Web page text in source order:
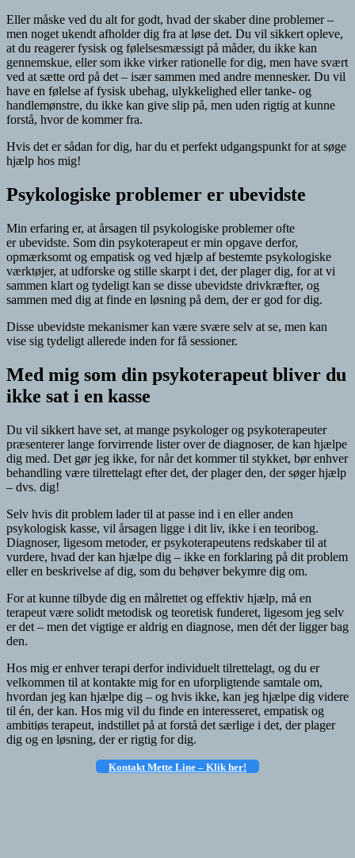
Eller måske ved du alt for godt, hvad der skaber dine problemer –
men noget ukendt afholder dig fra at løse det. Du vil sikkert opleve,
at du reagerer fysisk og følelsesmæssigt på måder, du ikke kan
gennemskue, eller som ikke virker rationelle for dig, men have svært
ved at sætte ord på det – især sammen med andre mennesker. Du vil
have en følelse af fysisk ubehag, ulykkelighed eller tanke- og
handlemønstre, du ikke kan give slip på, men uden rigtig at kunne
forstå, hvor de kommer fra.
Hvis det er sådan for dig, har du et perfekt udgangspunkt for at søge
hjælp hos mig!
Psykologiske problemer er ubevidste
Min erfaring er, at årsagen til psykologiske problemer ofte
er ubevidste. Som din psykoterapeut er min opgave derfor,
opmærksomt og empatisk og ved hjælp af bestemte psykologiske
værktøjer, at udforske og stille skarpt i det, der plager dig, for at vi
sammen klart og tydeligt kan se disse ubevidste drivkræfter, og
sammen med dig at finde en løsning på dem, der er god for dig.
Disse ubevidste mekanismer kan være svære selv at se, men kan
vise sig tydeligt allerede inden for få sessioner.
Med mig som din psykoterapeut bliver du
ikke sat i en kasse
Du vil sikkert have set, at mange psykologer og psykoterapeuter
præsenterer lange forvirrende lister over de diagnoser, de kan hjælpe
dig med. Det gør jeg ikke, for når det kommer til stykket, bør enhver
behandling være tilrettelagt efter det, der plager den, der søger hjælp
– dvs. dig!
Selv hvis dit problem lader til at passe ind i en eller anden
psykologisk kasse, vil årsagen ligge i dit liv, ikke i en teoribog.
Diagnoser, ligesom metoder, er psykoterapeutens redskaber til at
vurdere, hvad der kan hjælpe dig – ikke en forklaring på dit problem
eller en beskrivelse af dig, som du behøver bekymre dig om.
For at kunne tilbyde dig en målrettet og effektiv hjælp, må en
terapeut være solidt metodisk og teoretisk funderet, ligesom jeg selv
er det – men det vigtige er aldrig en diagnose, men dét der ligger bag
den.
Hos mig er enhver terapi derfor individuelt tilrettelagt, og du er
velkommen til at kontakte mig for en uforpligtende samtale om,
hvordan jeg kan hjælpe dig – og hvis ikke, kan jeg hjælpe dig videre
til én, der kan. Hos mig vil du finde en interesseret, empatisk og
ambitiøs terapeut, indstillet på at forstå det særlige i det, der plager
dig og en løsning, der er rigtig for dig.
Kontakt Mette Line – Klik her!